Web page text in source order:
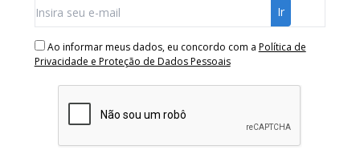
Ao informar meus dados, eu concordo com a Política de
Privacidade e Proteção de Dados Pessoais